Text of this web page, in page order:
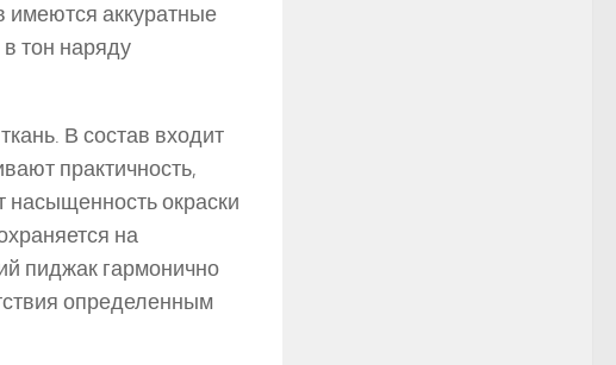
имеются аккуратные
тон наряду
В состав входит
практичность,
насыщенность окраски
на
пиджак гармонично
определенным